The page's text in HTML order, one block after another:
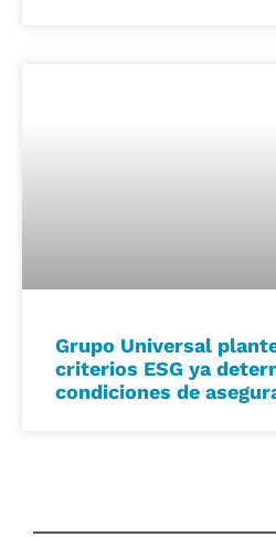
Grupo Universal
criterios ESG ya
condiciones de